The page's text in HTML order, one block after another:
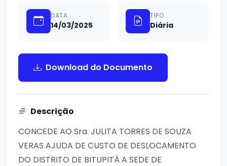
DATA
14/03/2025
TIPO
Diária
Download do Documento
Descrição
CONCEDE AO Sra. JULITA TORRES DE SOUZA
VERAS AJUDA DE CUSTO DE DESLOCAMENTO
DO DISTRITO DE BITUPITÁ A SEDE DE